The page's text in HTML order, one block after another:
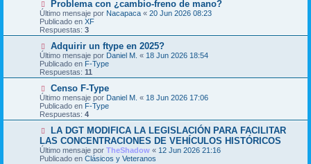
e
n
s
a
e
N
u
e
v
o
m
e
n
s
a
e
Problema con ¿cambio-freno de mano?
Último mensaje por Nacapaca « 20 Jun 2026 08:23
Publicado en XF
Respuestas: 3
N
u
e
v
o
m
e
n
s
a
e
Adquirir un ftype en 2025?
Último mensaje por Daniel M. « 18 Jun 2026 18:54
Publicado en F-Type
Respuestas: 11
N
u
e
v
o
m
e
n
s
a
Censo F-Type
Último mensaje por Daniel M. « 18 Jun 2026 17:06
Publicado en F-Type
Respuestas: 4
N
u
e
v
o
LA DGT MODIFICA LA LEGISLACIÓN PARA FACILITAR
LAS CONCENTRACIONES DE VEHÍCULOS HISTÓRICOS
Último mensaje por TheShadow « 12 Jun 2026 21:16
Publicado en Clásicos y Veteranos